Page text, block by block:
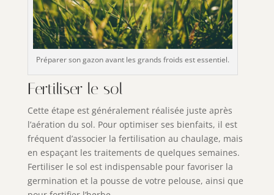
Préparer son gazon avant les grands froids est essentiel.
Fertiliser le sol
Cette étape est généralement réalisée juste après
l’aération du sol. Pour optimiser ses bienfaits, il est
fréquent d’associer la fertilisation au chaulage, mais
en espaçant les traitements de quelques semaines.
Fertiliser le sol est indispensable pour favoriser la
germination et la pousse de votre pelouse, ainsi que